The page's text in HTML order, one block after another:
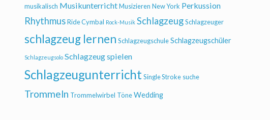
musikalisch MusikunterrichtMusizieren New York Perkussion
RhythmusRide Cymbal Rock-Musik SchlagzeugSchlagzeuger
schlagzeug lernen SchlagzeugschuleSchlagzeugschüler
Schlagzeugsolo Schlagzeug spielen
SchlagzeugunterrichtSingle Stroke suche
Trommeln Trommelwirbel TöneWedding